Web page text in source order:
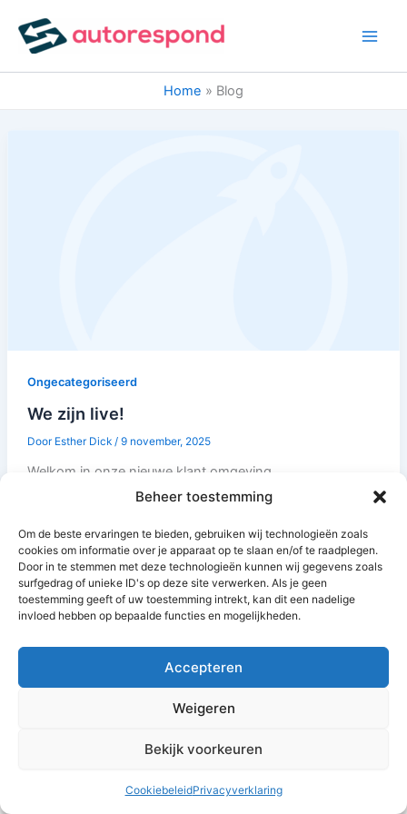
Beheer toestemming
Om de beste ervaringen te bieden, gebruiken wij technologieën zoals
cookies om informatie over je apparaat op te slaan en/of te raadplegen.
Door in te stemmen met deze technologieën kunnen wij gegevens zoals
surfgedrag of unieke ID's op deze site verwerken. Als je geen
toestemming geeft of uw toestemming intrekt, kan dit een nadelige
invloed hebben op bepaalde functies en mogelijkheden.
Accepteren
Weigeren
Bekijk voorkeuren
CookiebeleidPrivacyverklaring
naar
inhoud
Home
Blog
Ongecategoriseerd
We zijn live!
Door Esther Dick / 9 november, 2025
Welkom in onze nieuwe klant omgeving.
Copyright © 2026 mijn.wake-up.academy | Mogelijk gemaakt